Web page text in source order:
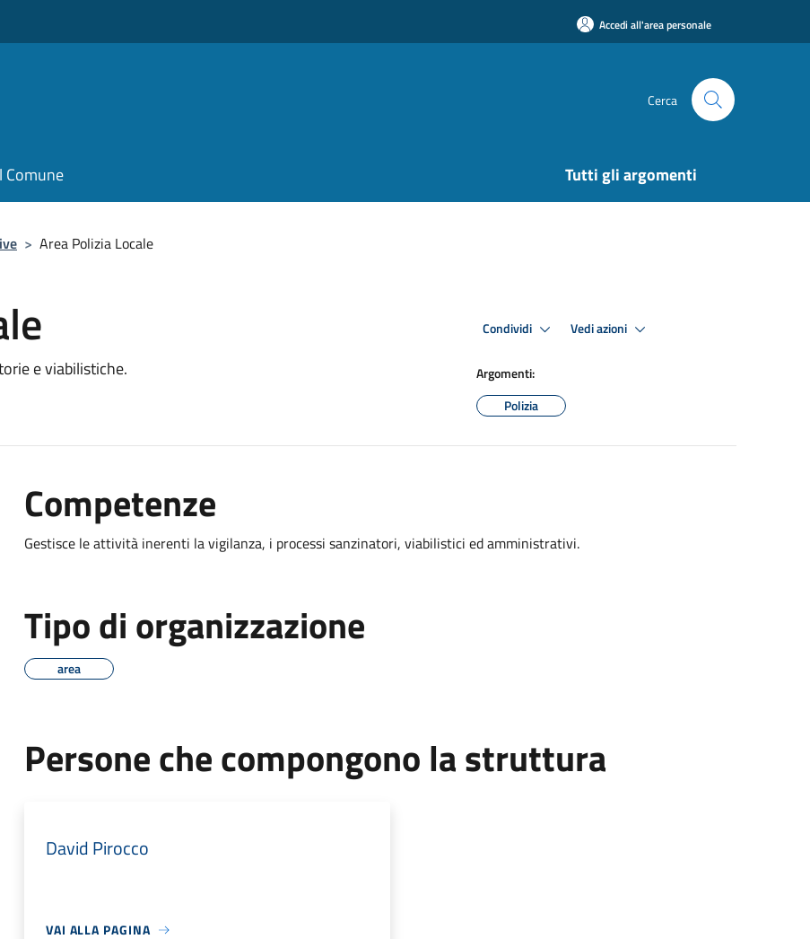
Accedi all'area personale
Cerca
Comune Tutti gli argomenti
> Area Polizia Locale
e viabilistiche.
Condividi Vedi azioni
Argomenti:
Polizia
Competenze
Gestisce le attività inerenti la vigilanza, i processi sanzinatori, viabilistici ed amministrativi.
Tipo di organizzazione
area
Persone che compongono la struttura
David Pirocco
VAI ALLA PAGINA